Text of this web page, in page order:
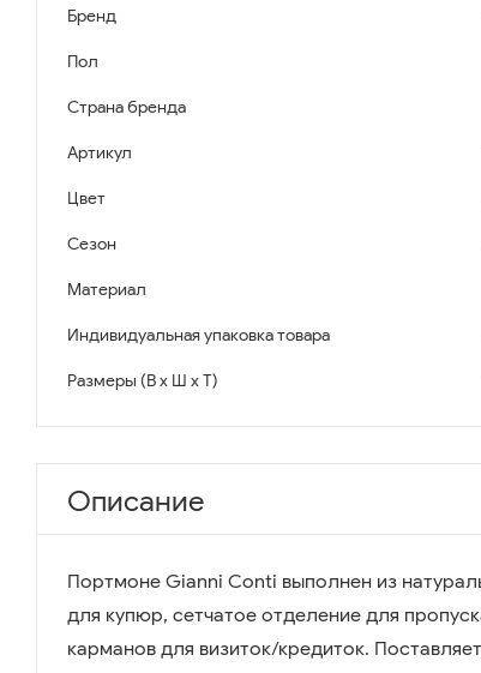
Бренд
Пол
Страна бренда
Артикул
Цвет
Сезон
Материал
Индивидуальная упаковка товара
Размеры (В x Ш x Т)
Описание
Портмоне Gianni Conti выполнен из
для купюр, сетчатое отделение для
карманов для визиток/кредиток.